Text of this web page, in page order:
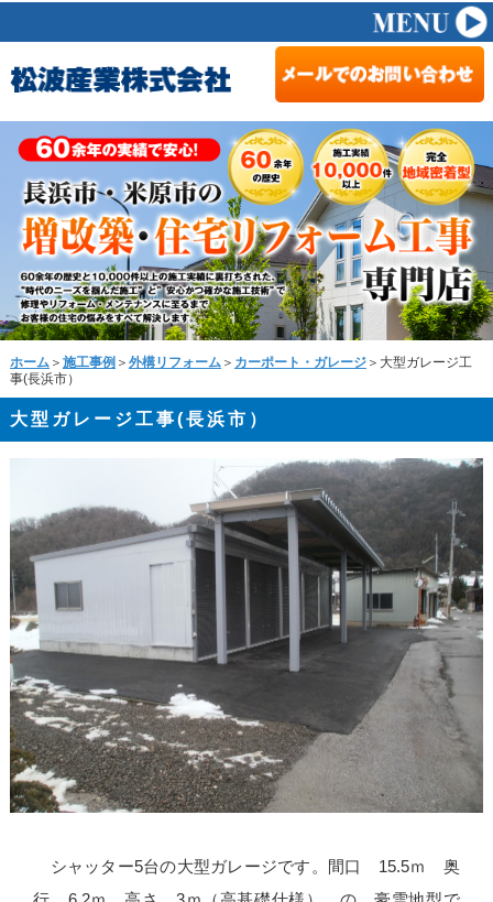
ホーム ＞ 施工事例 ＞ 外構リフォーム ＞ カーポート・ガレージ＞大型ガレージ工
事(長浜市）
大型ガレージ工事(長浜市）
シャッター5台の大型ガレージです。間口 15.5ｍ 奥